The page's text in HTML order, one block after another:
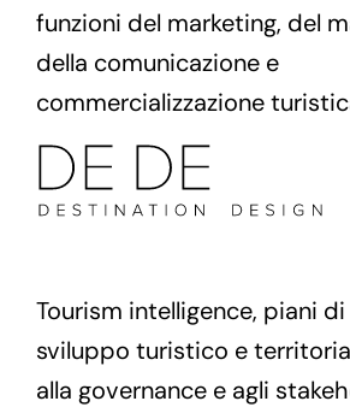
funzioni del marketing, del
della comunicazione e
commercializzazione
Tourism intelligence, piani
sviluppo turistico e
alla governance e agli